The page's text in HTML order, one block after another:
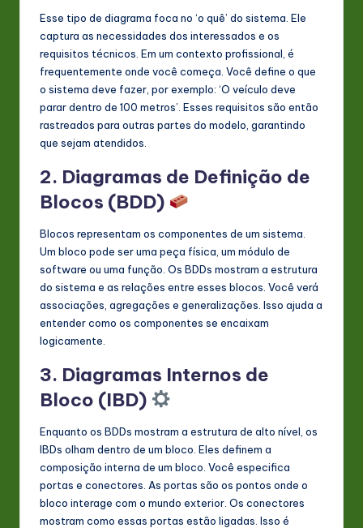
Esse tipo de diagrama foca no ‘o quê’ do sistema. Ele
captura as necessidades dos interessados e os
requisitos técnicos. Em um contexto profissional, é
frequentemente onde você começa. Você define o que
o sistema deve fazer, por exemplo: ‘O veículo deve
parar dentro de 100 metros’. Esses requisitos são então
rastreados para outras partes do modelo, garantindo
que sejam atendidos.
2. Diagramas de Definição de
Blocos (BDD)
Blocos representam os componentes de um sistema.
Um bloco pode ser uma peça física, um módulo de
software ou uma função. Os BDDs mostram a estrutura
do sistema e as relações entre esses blocos. Você verá
associações, agregações e generalizações. Isso ajuda a
entender como os componentes se encaixam
logicamente.
3. Diagramas Internos de
Bloco (IBD)
Enquanto os BDDs mostram a estrutura de alto nível, os
IBDs olham dentro de um bloco. Eles definem a
composição interna de um bloco. Você especifica
portas e conectores. As portas são os pontos onde o
bloco interage com o mundo exterior. Os conectores
mostram como essas portas estão ligadas. Isso é